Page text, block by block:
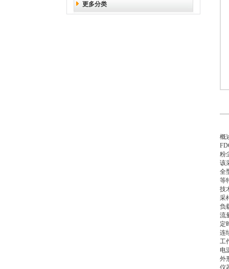
更多分类
概
粉
该
全
等
技
采
负
流
定
连
工
电
外
仪